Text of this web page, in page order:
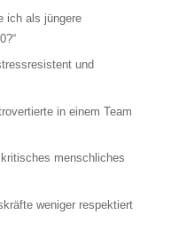
ich als jüngere
und
in einem Team
menschliches
weniger respektiert